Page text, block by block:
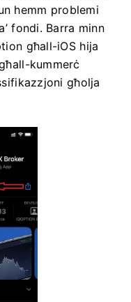
hemm problemi
fondi. Barra minn
għall-iOS hija
kummerċ
għolja